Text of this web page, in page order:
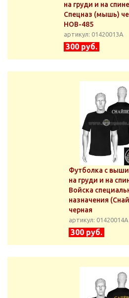
на груди и на спине
Спецназ (мышь)
НОВ-485
артикул: 01420013А
300 руб.
Футболка с
на груди и на
Войска
назначения
черная
артикул: 01420014А
300 руб.